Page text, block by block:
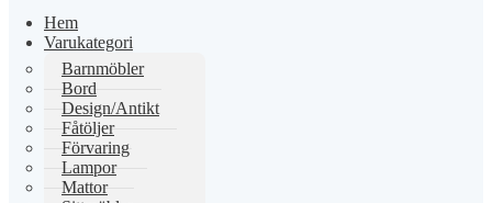
Hem
Varukategori
Barnmöbler
Bord
Design/Antikt
Fåtöljer
Förvaring
Lampor
Mattor